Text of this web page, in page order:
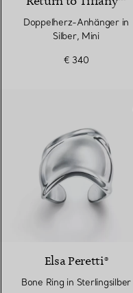
Doppelherz-Anhänger in
Silber, Mini
€ 340
Elsa Peretti®
Bone Ring in Sterlingsilber